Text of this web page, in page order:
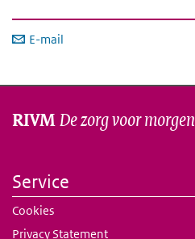
E-mail
RIVMDe zorg voor morgen
Service
Cookies
Privacy Statement